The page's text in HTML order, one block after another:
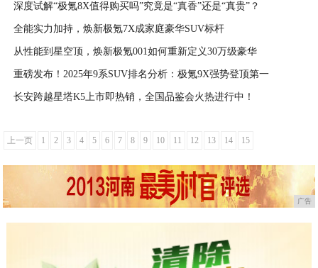
2026-04-02
深度试解“极氪8X值得购买吗”究竟是“真香”还是“真贵”？
全能实力加持，焕新极氪7X成家庭豪华SUV标杆
2026-04-01
从性能到星空顶，焕新极氪001如何重新定义30万级豪华
2026-03-31
重磅发布！2025年9系SUV排名分析：极氪9X强势登顶第一
2026-03-31
长安跨越星塔K5上市即热销，全国品鉴会火热进行中！
上一页 1 2 3 4 5 6 7 8 9 10 11 12 13 14 15
广告